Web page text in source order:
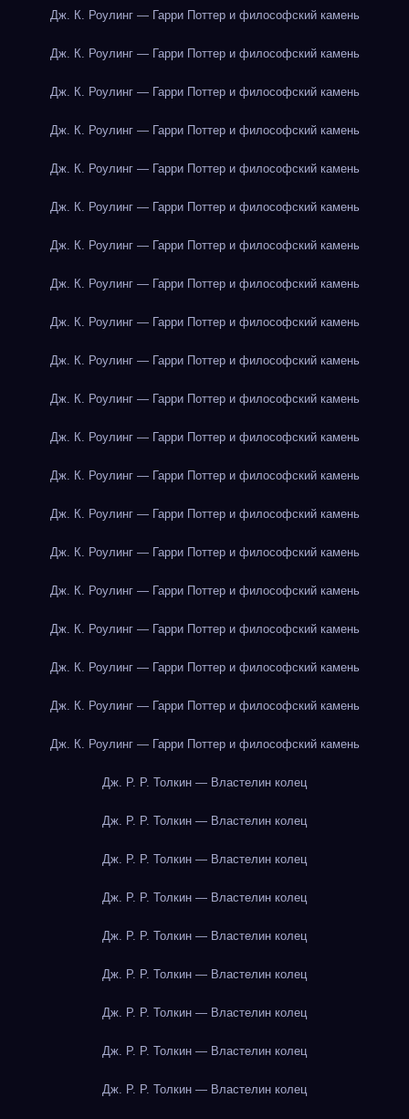
Дж. К. Роулинг — Гарри Поттер и философский камень
Дж. К. Роулинг — Гарри Поттер и философский камень
Дж. К. Роулинг — Гарри Поттер и философский камень
Дж. К. Роулинг — Гарри Поттер и философский камень
Дж. К. Роулинг — Гарри Поттер и философский камень
Дж. К. Роулинг — Гарри Поттер и философский камень
Дж. К. Роулинг — Гарри Поттер и философский камень
Дж. К. Роулинг — Гарри Поттер и философский камень
Дж. К. Роулинг — Гарри Поттер и философский камень
Дж. К. Роулинг — Гарри Поттер и философский камень
Дж. К. Роулинг — Гарри Поттер и философский камень
Дж. К. Роулинг — Гарри Поттер и философский камень
Дж. К. Роулинг — Гарри Поттер и философский камень
Дж. К. Роулинг — Гарри Поттер и философский камень
Дж. К. Роулинг — Гарри Поттер и философский камень
Дж. К. Роулинг — Гарри Поттер и философский камень
Дж. К. Роулинг — Гарри Поттер и философский камень
Дж. К. Роулинг — Гарри Поттер и философский камень
Дж. К. Роулинг — Гарри Поттер и философский камень
Дж. К. Роулинг — Гарри Поттер и философский камень
Дж. Р. Р. Толкин — Властелин колец
Дж. Р. Р. Толкин — Властелин колец
Дж. Р. Р. Толкин — Властелин колец
Дж. Р. Р. Толкин — Властелин колец
Дж. Р. Р. Толкин — Властелин колец
Дж. Р. Р. Толкин — Властелин колец
Дж. Р. Р. Толкин — Властелин колец
Дж. Р. Р. Толкин — Властелин колец
Дж. Р. Р. Толкин — Властелин колец